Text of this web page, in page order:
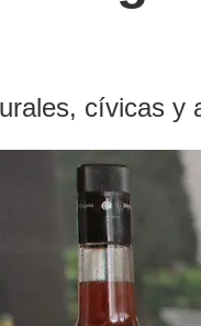
cívicas y